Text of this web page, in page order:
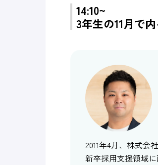
14:10~
3年生の11月で
2011年4月、株式会
新卒採用支援領域